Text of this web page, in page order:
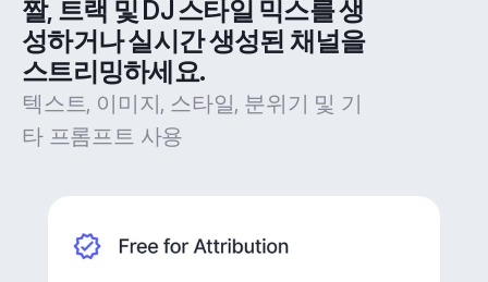
짤, 트랙 및 DJ 스타일 믹스를 생
성하거나 실시간 생성된 채널을
스트리밍하세요.
텍스트, 이미지, 스타일, 분위기 및 기
타 프롬프트 사용